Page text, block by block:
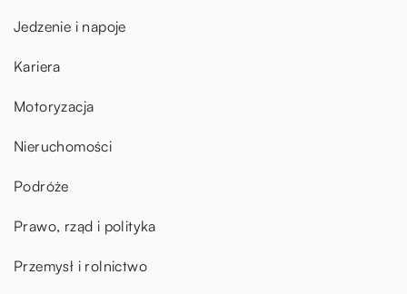
Jedzenie i napoje
Kariera
Motoryzacja
Nieruchomości
Podróże
Prawo, rząd i polityka
Przemysł i rolnictwo